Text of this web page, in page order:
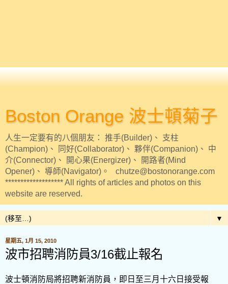
Boston Orange 波士頓菊子
人生一定要有的八個朋友： 推手(Builder)、 支柱
(Champion)、 同好(Collaborator)、 夥伴(Companion)、 中
介(Connector)、 開心果(Energizer)、 開路者(Mind
Opener)、 導師(Navigator)。 chutze@bostonorange.com
******************* All rights of articles and photos on this
website are reserved.
▼
星期五, 1月 15, 2010
波市招聘消防員3/16截止報名
波士頓消防局將招聘新消防員，即日至三月十六日接受報